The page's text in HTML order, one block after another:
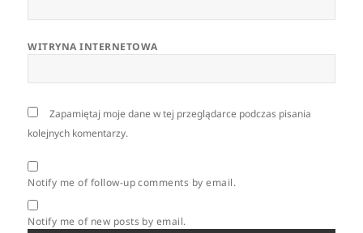
WITRYNA INTERNETOWA
Zapamiętaj moje dane w tej przeglądarce podczas pisania
kolejnych komentarzy.
Notify me of follow-up comments by email.
Notify me of new posts by email.